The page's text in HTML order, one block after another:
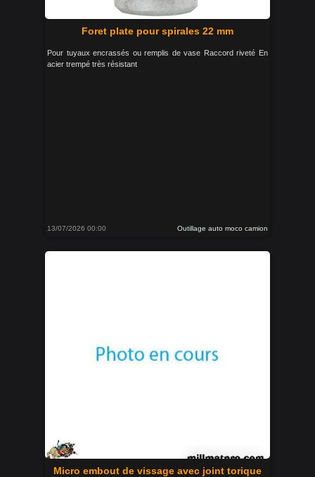
Foret plate pour spirales 22 mm
Pour tuyaux encrassés ou remplis de vase Raccord riveté En
acier trempé très résistant
13/07/2026 00:00 Outillage auto moco camion
Micro embout de vissage avec joint torique